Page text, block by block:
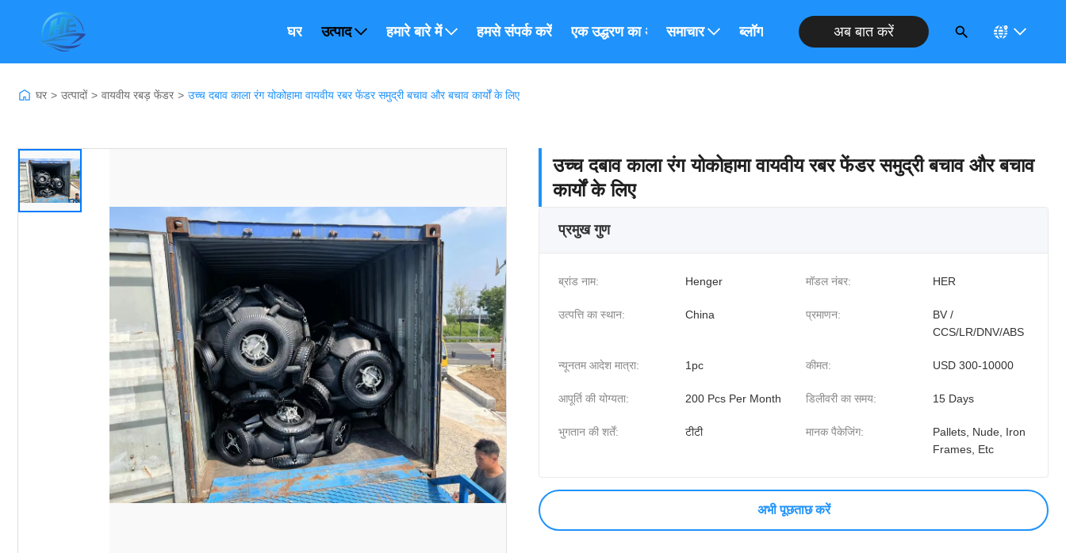
घर उत्पाद हमारे बारे में हमसे संपर्क करें एक उद्धरण का अनुरोध करें
समाचार ब्लॉग अब बात करें
घर > उत्पादों > वायवीय रबड़ फेंडर > उच्च दबाव काला रंग योकोहामा वायवीय रबर फेंडर समुद्री बचाव और बचाव कार्यों के लिए
उच्च दबाव काला रंग योकोहामा वायवीय रबर फेंडर समुद्री बचाव और बचाव
कार्यों के लिए
प्रमुख गुण
ब्रांड नाम: Henger मॉडल नंबर: HER
उत्पत्ति का स्थान: China प्रमाणन:
BV /
CCS/LR/DNV/ABS
न्यूनतम आदेश मात्रा: 1pc कीमत: USD 300-10000
आपूर्ति की योग्यता: 200 Pcs Per Month डिलीवरी का समय: 15 Days
भुगतान की शर्तें: टीटी मानक पैकेजिंग:
Pallets, Nude, Iron
Frames, Etc
अभी पूछताछ करें